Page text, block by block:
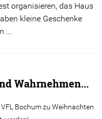
organisieren, das Haus
kleine Geschenke
...
Wahrnehmen...
Bochum zu Weihnachten